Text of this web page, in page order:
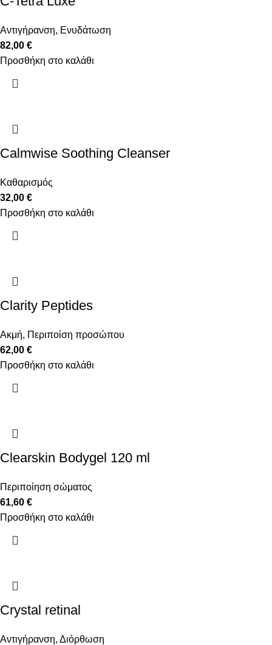
Αντιγήρανση, Ενυδάτωση
82,00 €
Προσθήκη στο καλάθι
Calmwise Soothing Cleanser
Καθαρισμός
32,00 €
Προσθήκη στο καλάθι
Clarity Peptides
Ακμή, Περιποίση προσώπου
62,00 €
Προσθήκη στο καλάθι
Clearskin Bodygel 120 ml
Περιποίηση σώματος
61,60 €
Προσθήκη στο καλάθι
Crystal retinal
Αντιγήρανση, Διόρθωση